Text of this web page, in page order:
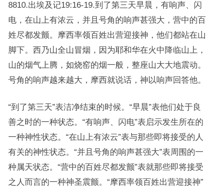
8810.出埃及记19:16-19.到了第三天早晨，有响声、闪
电，在山上有浓云，并且号角的响声甚强大，营中的百
姓尽都发颤。摩西率领百姓出营迎接神，他们都站在山
脚下。西乃山全山冒烟，因为耶和华在火中降临山上，
山的烟气上腾，如烧窑的烟一般，整座山大大地震动。
号角的响声越来越大，摩西就说话，神以响声回答他。
“到了第三天”表洁净结束的时候。“早晨”表他们处于良
善之时的一种状态。“有响声、闪电”表启示发生所在的
一种神性状态。“在山上有浓云”表与那些即将接受的人
有关的神性状态。“并且号角的响声甚强大”表周围的一
种属天状态。“营中的百姓尽都发颤”表就那些即将接受
之人而言的一种神圣震颤。“摩西率领百姓出营迎接神”